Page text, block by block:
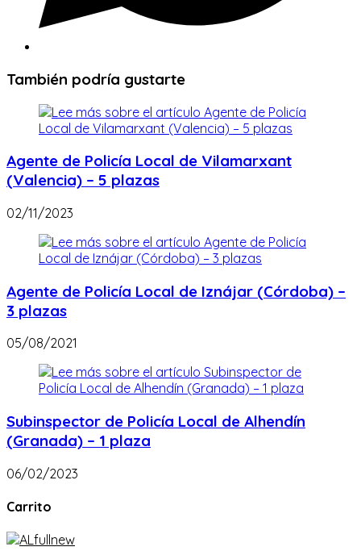
También podría gustarte
Agente de Policía Local de Vilamarxant
(Valencia) – 5 plazas
02/11/2023
Agente de Policía Local de Iznájar (Córdoba) –
3 plazas
05/08/2021
Subinspector de Policía Local de Alhendín
(Granada) – 1 plaza
06/02/2023
Carrito